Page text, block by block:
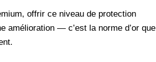
offrir ce niveau de protection
amélioration — c’est la norme d’or que